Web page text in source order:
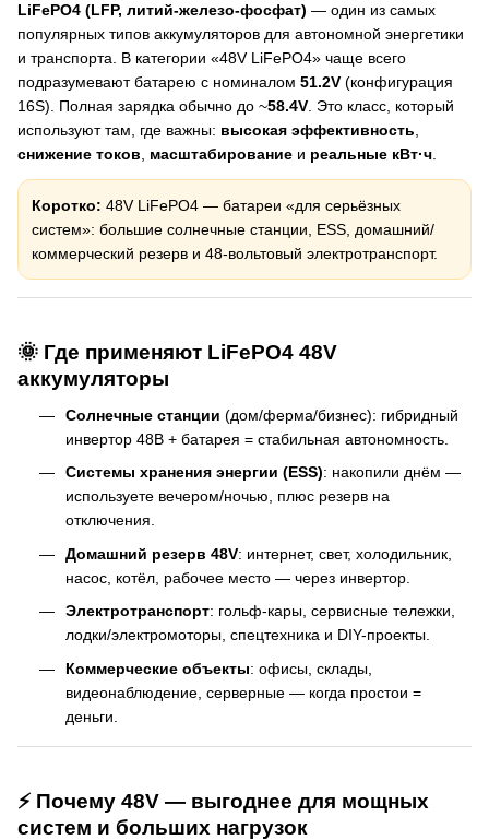
LiFePO4 (LFP, литий-железо-фосфат) — один из самых
популярных типов аккумуляторов для автономной энергетики
и транспорта. В категории «48V LiFePO4» чаще всего
подразумевают батарею с номиналом 51.2V (конфигурация
16S). Полная зарядка обычно до ~58.4V . Это класс, который
используют там, где важны: высокая эффективность
снижение токов
масштабирование и реальные кВт·ч
Коротко: 48V LiFePO4 — батареи «для серьёзных
систем»: большие солнечные станции, ESS, домашний/
коммерческий резерв и 48-вольтовый электротранспорт.
🌞 Где применяют LiFePO4 48V
аккумуляторы
Солнечные станции (дом/ферма/бизнес): гибридный
инвертор 48В + батарея = стабильная автономность.
Системы хранения энергии (ESS): накопили днём —
используете вечером/ночью, плюс резерв на
отключения.
Домашний резерв 48V: интернет, свет, холодильник,
насос, котёл, рабочее место — через инвертор.
Электротранспорт: гольф-кары, сервисные тележки,
лодки/электромоторы, спецтехника и DIY-проекты.
Коммерческие объекты: офисы, склады,
видеонаблюдение, серверные — когда простои =
деньги.
⚡ Почему 48V — выгоднее для мощных
систем и больших нагрузок